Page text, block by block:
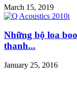
March 15, 2019
Những bộ loa
thanh...
January 25, 2016